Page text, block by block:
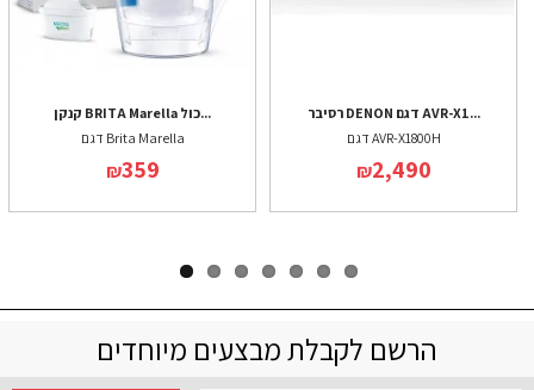
קנקן BRITA Marella כול...
דגם Brita Marella
₪359
רסיבר DENON דגם AVR-X1...
דגם AVR-X1800H
₪2,490
הרשם לקבלת מבצעים מיוחדים